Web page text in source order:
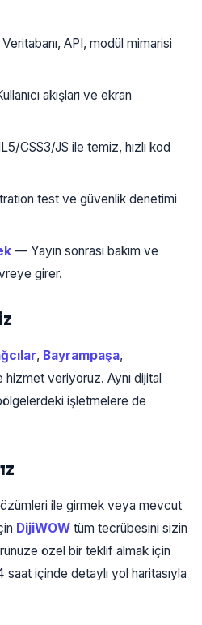
API, modül mimarisi
akışları ve ekran
CSS3/JS ile temiz, hızlı kod
test ve güvenlik denetimi
— Yayın sonrası bakım ve
girer.
, Bayrampaşa,
hizmet veriyoruz. Aynı dijital
işletmelere de
ile girmek veya mevcut
DijiWOW tüm tecrübesini sizin
özel bir teklif almak için
içinde detaylı yol haritasıyla